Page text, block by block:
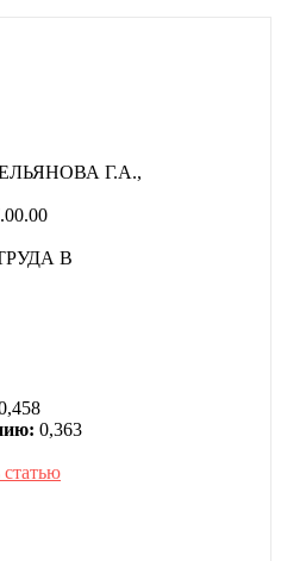
Г.А.,
В
0,363
статью